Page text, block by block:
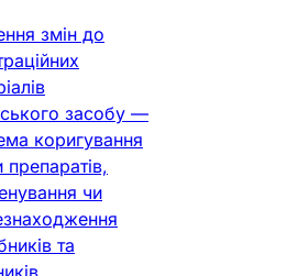
змін до
засобу —
коригування
препаратів,
чи
та